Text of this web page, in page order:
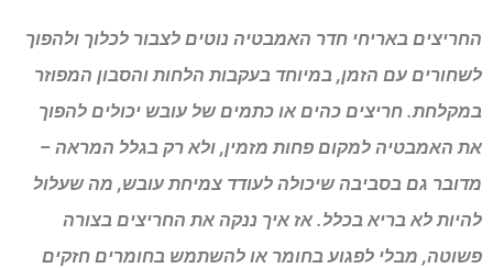
החריצים באריחי חדר האמבטיה נוטים לצבור לכלוך ולהפוך
לשחורים עם הזמן, במיוחד בעקבות הלחות והסבון המפוזר
במקלחת. חריצים כהים או כתמים של עובש יכולים להפוך
את האמבטיה למקום פחות מזמין, ולא רק בגלל המראה –
מדובר גם בסביבה שיכולה לעודד צמיחת עובש, מה שעלול
להיות לא בריא בכלל. אז איך ננקה את החריצים בצורה
פשוטה, מבלי לפגוע בחומר או להשתמש בחומרים חזקים